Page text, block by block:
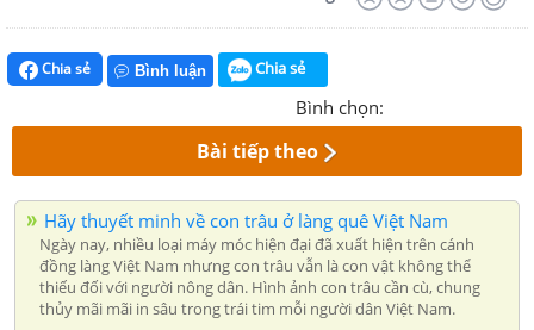
Chia sẻ Bình luận Chia sẻ
Bình chọn:
Bài tiếp theo
Hãy thuyết minh về con trâu ở làng quê Việt Nam
Ngày nay, nhiều loại máy móc hiện đại đã xuất hiện trên cánh
đồng làng Việt Nam nhưng con trâu vẫn là con vật không thể
thiếu đối với người nông dân. Hình ảnh con trâu cần cù, chung
thủy mãi mãi in sâu trong trái tim mỗi người dân Việt Nam.